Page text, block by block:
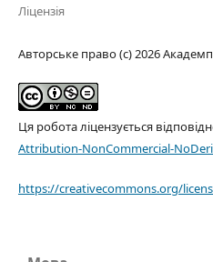
Ліцензія
Авторське право (c) 2026
Ця робота ліцензується
Attribution-NonCommercial-
https://creativecommons.org/